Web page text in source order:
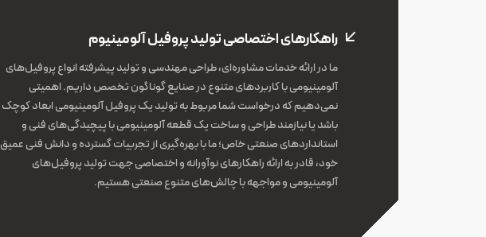
راهکارهای اختصاصی تولید پروفیل آلومینیوم
ما در ارائه خدمات مشاوره‌ای، طراحی مهندسی و تولید پیشرفته انواع پروفیل‌های
آلومینیومی با کاربردهای متنوع در صنایع گوناگون تخصص داریم. اهمیتی
نمی‌دهیم که درخواست شما مربوط به تولید یک پروفیل آلومینیومی ابعاد کوچک
باشد یا نیازمند طراحی و ساخت یک قطعه آلومینیومی با پیچیدگی‌های فنی و
استانداردهای صنعتی خاص؛ ما با بهره‌گیری از تجربیات گسترده و دانش فنی عمیق
خود، قادر به ارائه راهکارهای نوآورانه و اختصاصی جهت تولید پروفیل‌های
آلومینیومی و مواجهه با چالش‌های متنوع صنعتی هستیم.